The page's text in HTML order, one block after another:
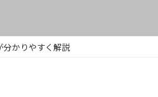
分かりやすく解説